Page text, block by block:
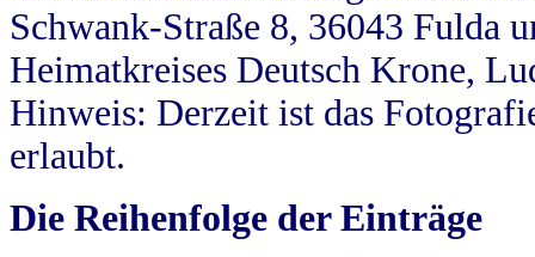
Schwank-Straße 8, 36043 Fulda
Heimatkreises Deutsch Krone,
Hinweis: Derzeit ist das
erlaubt.
Die Reihenfolge der Einträge